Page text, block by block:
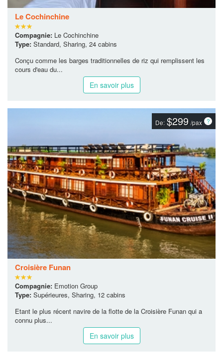
Le Cochinchine
Compagnie: Le Cochinchine
Type: Standard, Sharing, 24 cabins
Conçu comme les barges traditionnelles de riz qui remplissent les
cours d'eau du...
En savoir plus
De: $299 /pax
Croisière Funan
Compagnie: Emotion Group
Type: Supérieures, Sharing, 12 cabins
Etant le plus récent navire de la flotte de la Croisière Funan qui a
connu plus...
En savoir plus